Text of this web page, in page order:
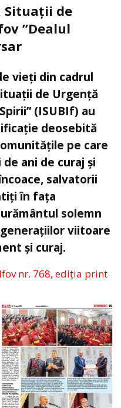
Situații de
”Dealul
vieți din cadrul
de Urgență
(ISUBIf) au
deosebită
pe care
ani de curaj și
salvatorii
în fața
solemn
viitoare
și curaj.
nr. 768, ediția print